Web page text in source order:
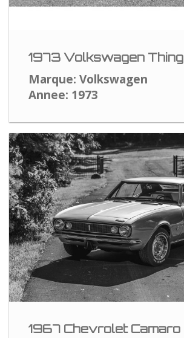
1973 Volkswagen Thing
Marque: Volkswagen
Annee: 1973
1967 Chevrolet Camaro